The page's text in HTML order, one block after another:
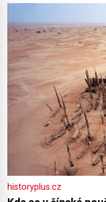
historyplus.cz